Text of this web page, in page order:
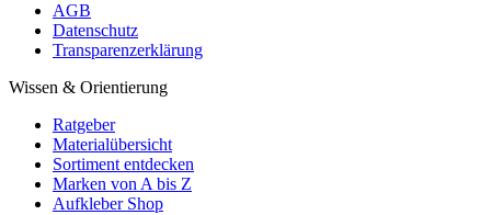
AGB
Datenschutz
Transparenzerklärung
Wissen & Orientierung
Ratgeber
Materialübersicht
Sortiment entdecken
Marken von A bis Z
Aufkleber Shop